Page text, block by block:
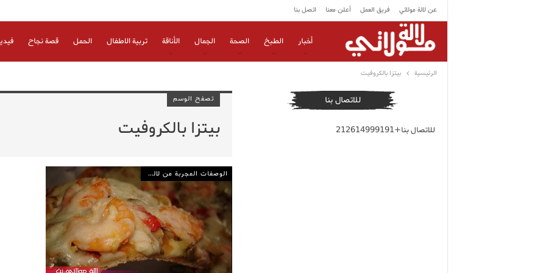
عن لالة مولاتي فريق العمل أعلن معنا اتصل بنا
أخبار الطبخ الصحة الجمال الأناقة تربية الاطفال الحمل قصة نجاح
الرئيسية بيتزا بالكروفيت
تصفح الوسم
بيتزا بالكروفيت
الوصفات المجربة من لالة مولاتي
للاتصال بنا
للاتصال بنا+212614999191